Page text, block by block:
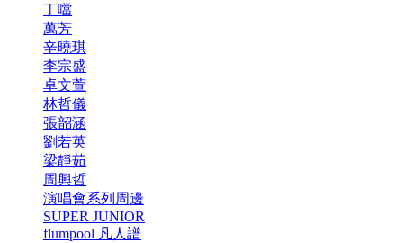
丁噹
萬芳
辛曉琪
李宗盛
卓文萱
林哲儀
張韶涵
劉若英
梁靜茹
周興哲
演唱會系列周邊
SUPER JUNIOR
flumpool 凡人譜